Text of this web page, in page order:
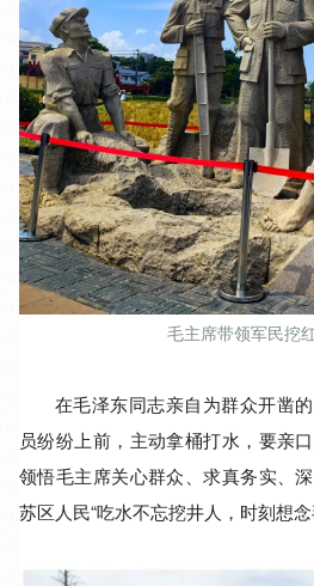
毛主席带领军民挖
在毛泽东同志亲自为群众开凿
员纷纷上前，主动拿桶打水，要亲
领悟毛主席关心群众、求真务实、
苏区人民“吃水不忘挖井人，时刻想念